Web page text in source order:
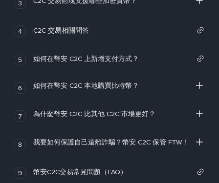
3
4 C2C 交易相關問答
5 如何在幣安 C2C 上新增支付方式？
6 如何在幣安 C2C 本地購買比特幣？
7 為什麼幣安 C2C 比其他 C2C 市場更好？
8 我要如何保護自己遠離詐騙？幣安 C2C 保管 FTW！
9 幣安C2C交易常見問題（FAQ）